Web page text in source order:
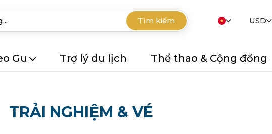
Tìm kiếm USD
Gu Trợ lý du lịch Thể thao & Cộng đồng
TRẢI NGHIỆM & VÉ